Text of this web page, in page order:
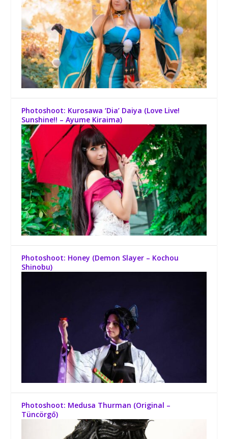
Photoshoot: Kurosawa ‘Dia’ Daiya (Love Live!
Sunshine!! – Ayume Kiraima)
Photoshoot: Honey (Demon Slayer – Kochou
Shinobu)
Photoshoot: Medusa Thurman (Original –
Tüncörgő)